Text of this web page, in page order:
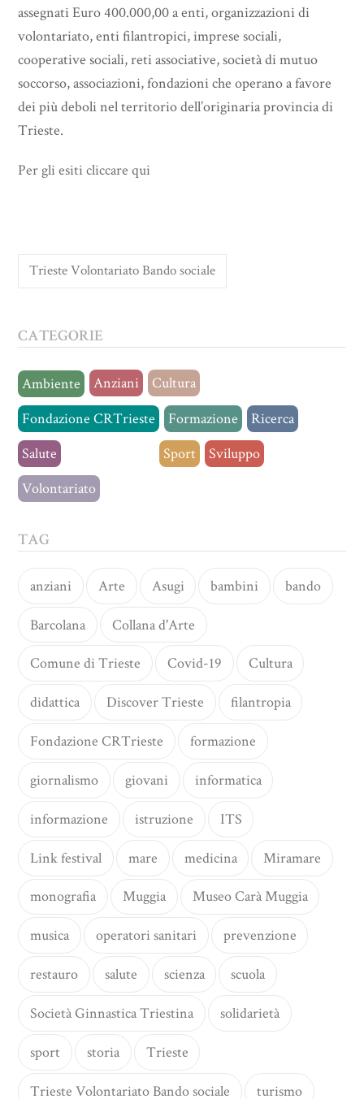
assegnati Euro 400.000,00 a enti, organizzazioni di
volontariato, enti filantropici, imprese sociali,
cooperative sociali, reti associative, società di mutuo
soccorso, associazioni, fondazioni che operano a favore
dei più deboli nel territorio dell’originaria provincia di
Trieste.
Per gli esiti cliccare qui
Trieste Volontariato Bando sociale
CATEGORIE
Ambiente Anziani
Cultura
Fondazione CRTrieste
Formazione
Ricerca
Salute
Sport
Sviluppo
Volontariato
TAG
anziani Arte Asugi bambini bando
Barcolana Collana d'Arte
Comune di Trieste Covid-19 Cultura
didattica Discover Trieste filantropia
Fondazione CRTrieste formazione
giornalismo giovani informatica
informazione istruzione ITS
Link festival mare medicina Miramare
monografia Muggia Museo Carà Muggia
musica operatori sanitari prevenzione
restauro salute scienza scuola
Società Ginnastica Triestina solidarietà
sport storia Trieste
Trieste Volontariato Bando sociale turismo